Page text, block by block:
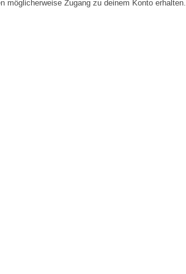
möglicherweise Zugang zu deinem Konto erhalten.